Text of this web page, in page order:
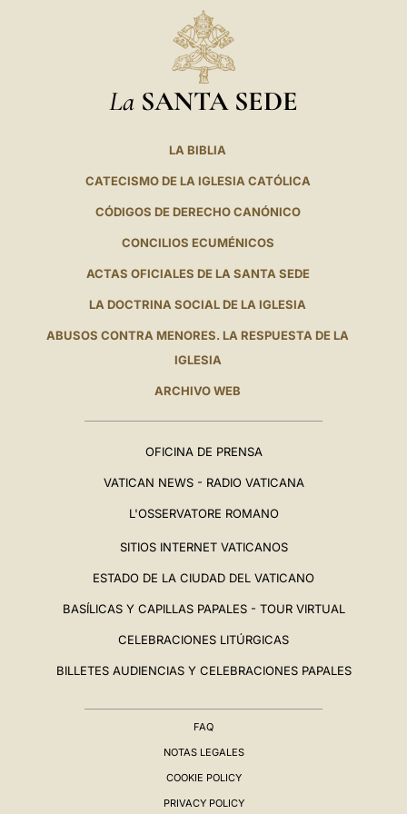
La SANTA SEDE
LA BIBLIA
CATECISMO DE LA IGLESIA CATÓLICA
CÓDIGOS DE DERECHO CANÓNICO
CONCILIOS ECUMÉNICOS
ACTAS OFICIALES DE LA SANTA SEDE
LA DOCTRINA SOCIAL DE LA IGLESIA
ABUSOS CONTRA MENORES. LA RESPUESTA DE LA
IGLESIA
ARCHIVO WEB
OFICINA DE PRENSA
VATICAN NEWS - RADIO VATICANA
L'OSSERVATORE ROMANO
SITIOS INTERNET VATICANOS
ESTADO DE LA CIUDAD DEL VATICANO
BASÍLICAS Y CAPILLAS PAPALES - TOUR VIRTUAL
CELEBRACIONES LITÚRGICAS
BILLETES AUDIENCIAS Y CELEBRACIONES PAPALES
FAQ
NOTAS LEGALES
COOKIE POLICY
PRIVACY POLICY